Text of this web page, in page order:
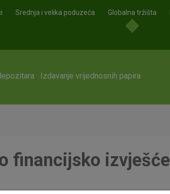
Srednja i velika poduzeća Globalna tržišta
Izdavanje vrijednosnih papira
financijsko izvješće